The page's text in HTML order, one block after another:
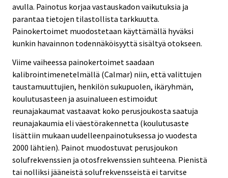
avulla. Painotus korjaa vastauskadon vaikutuksia ja
parantaa tietojen tilastollista tarkkuutta.
Painokertoimet muodostetaan käyttämällä hyväksi
kunkin havainnon todennäköisyyttä sisältyä otokseen.
Viime vaiheessa painokertoimet saadaan
kalibrointimenetelmällä (Calmar) niin, että valittujen
taustamuuttujien, henkilön sukupuolen, ikäryhmän,
koulutusasteen ja asuinalueen estimoidut
reunajakaumat vastaavat koko perusjoukosta saatuja
reunajakaumia eli väestörakennetta (koulutusaste
lisättiin mukaan uudelleenpainotuksessa jo vuodesta
2000 lähtien). Painot muodostuvat perusjoukon
solufrekvenssien ja otosfrekvenssien suhteena. Pienistä
tai nolliksi jääneistä solufrekvensseistä ei tarvitse